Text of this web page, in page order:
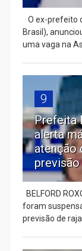
O ex-prefeito
Brasil),
uma vaga na
9
Prefeita
alerta
atenção
BELFORD
foram
previsão de